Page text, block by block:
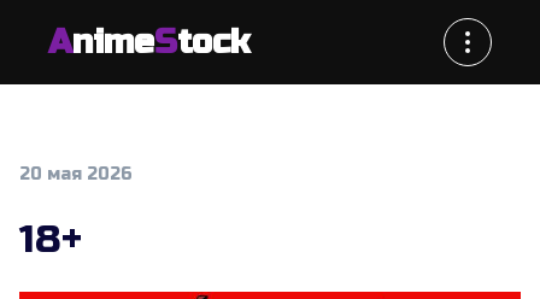
AnimeStock
20 мая 2026
18+